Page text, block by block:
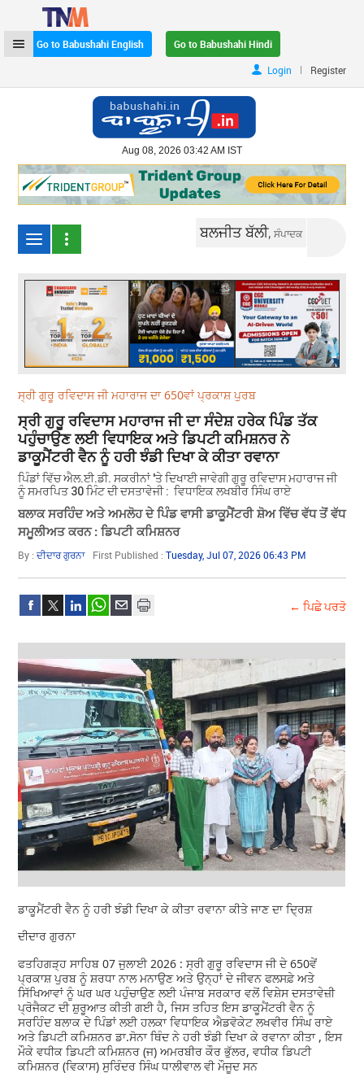
Go to Babushahi English
Go to Babushahi Hindi
Login
| Register
Aug 08, 2026 03:42 AM IST
ਬਲਜੀਤ ਬੱਲੀ,ਸੰਪਾਦਕ
ਸ੍ਰੀ ਗੁਰੂ ਰਵਿਦਾਸ ਜੀ ਮਹਾਰਾਜ ਦਾ 650ਵਾਂ ਪ੍ਰਕਾਸ਼ ਪੁਰਬ
ਸ੍ਰੀ ਗੁਰੂ ਰਵਿਦਾਸ ਮਹਾਰਾਜ ਜੀ ਦਾ ਸੰਦੇਸ਼ ਹਰੇਕ ਪਿੰਡ ਤੱਕ
ਪਹੁੰਚਾਉਣ ਲਈ ਵਿਧਾਇਕ ਅਤੇ ਡਿਪਟੀ ਕਮਿਸ਼ਨਰ ਨੇ
ਡਾਕੂਮੈਂਟਰੀ ਵੈਨ ਨੂੰ ਹਰੀ ਝੰਡੀ ਦਿਖਾ ਕੇ ਕੀਤਾ ਰਵਾਨਾ
ਪਿੰਡਾਂ ਵਿੱਚ ਐਲ.ਈ.ਡੀ. ਸਕਰੀਨਾਂ 'ਤੇ ਦਿਖਾਈ ਜਾਵੇਗੀ ਗੁਰੂ ਰਵਿਦਾਸ ਮਹਾਰਾਜ ਜੀ
ਨੂੰ ਸਮਰਪਿਤ 30 ਮਿੰਟ ਦੀ ਦਸਤਾਵੇਜੀ : ਵਿਧਾਇਕ ਲਖਬੀਰ ਸਿੰਘ ਰਾਏ
ਬਲਾਕ ਸਰਹਿੰਦ ਅਤੇ ਅਮਲੋਹ ਦੇ ਪਿੰਡ ਵਾਸੀ ਡਾਕੂਮੈਂਟਰੀ ਸ਼ੋਅ ਵਿੱਚ ਵੱਧ ਤੋਂ ਵੱਧ
ਸਮੂਲੀਅਤ ਕਰਨ : ਡਿਪਟੀ ਕਮਿਸ਼ਨਰ
By :ਦੀਦਾਰ ਗੁਰਨਾ First Published :Tuesday, Jul 07, 2026 06:43 PM
← ਪਿਛੇ ਪਰਤੋ
ਡਾਕੂਮੈਂਟਰੀ ਵੈਨ ਨੂੰ ਹਰੀ ਝੰਡੀ ਦਿਖਾ ਕੇ ਕੀਤਾ ਰਵਾਨਾ ਕੀਤੇ ਜਾਣ ਦਾ ਦ੍ਰਿਸ਼
ਦੀਦਾਰ ਗੁਰਨਾ
ਫਤਹਿਗੜ੍ਹ ਸਾਹਿਬ 07 ਜੁਲਾਈ 2026 : ਸ੍ਰੀ ਗੁਰੂ ਰਵਿਦਾਸ ਜੀ ਦੇ 650ਵੇਂ
ਪ੍ਰਕਾਸ਼ ਪੁਰਬ ਨੂੰ ਸ਼ਰਧਾ ਨਾਲ ਮਨਾਉਣ ਅਤੇ ਉਨ੍ਹਾਂ ਦੇ ਜੀਵਨ ਫਲਸਫ਼ੇ ਅਤੇ
ਸਿੱਖਿਆਵਾਂ ਨੂੰ ਘਰ ਘਰ ਪਹੁੰਚਾਉਣ ਲਈ ਪੰਜਾਬ ਸਰਕਾਰ ਵਲੋਂ ਵਿਸ਼ੇਸ ਦਸਤਾਵੇਜ਼ੀ
ਪ੍ਰੋਜੈਕਟ ਦੀ ਸ਼ੁਰੂਆਤ ਕੀਤੀ ਗਈ ਹੈ, ਜਿਸ ਤਹਿਤ ਇਸ ਡਾਕੂਮੈਂਟਰੀ ਵੈਨ ਨੂੰ
ਸਰਹਿੰਦ ਬਲਾਕ ਦੇ ਪਿੰਡਾਂ ਲਈ ਹਲਕਾ ਵਿਧਾਇਕ ਐਡਵੋਕੇਟ ਲਖਵੀਰ ਸਿੰਘ ਰਾਏ
ਅਤੇ ਡਿਪਟੀ ਕਮਿਸ਼ਨਰ ਡਾ.ਸੋਨਾ ਥਿੰਦ ਨੇ ਹਰੀ ਝੰਡੀ ਦਿਖਾ ਕੇ ਰਵਾਨਾ ਕੀਤਾ , ਇਸ
ਮੌਕੇ ਵਧੀਕ ਡਿਪਟੀ ਕਮਿਸ਼ਨਰ (ਜ) ਅਮਰਬੀਰ ਕੌਰ ਭੁੱਲਰ, ਵਧੀਕ ਡਿਪਟੀ
ਕਮਿਸ਼ਨਰ (ਵਿਕਾਸ) ਸੁਰਿੰਦਰ ਸਿੰਘ ਧਾਲੀਵਾਲ ਵੀ ਮੌਜੂਦ ਸਨ